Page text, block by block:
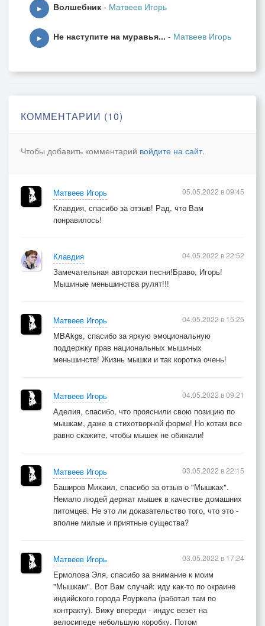
Мало добра в ней случается...
Жизнь мышки коротка очень,
▶ Волшебник - Матвеев Игорь
▶ Не наступите на муравья... - Матвеев Игорь
КОММЕНТАРИИ (10)
Чтобы добавить комментарий войдите на сайт.
Матвеев Игорь
Клавдия, спасибо за отзыв! Рад, что Вам
понравилось!
05.05.2022 в 09:45
Клавдия
Замечательная авторская песня!Браво, Игорь!
Мышиные меньшинства рулят!!!
04.05.2022 в 22:52
Матвеев Игорь
MBAkgs, спасибо за яркую эмоциональную
поддержку прав национальных мышиных
меньшинств! Жизнь мышки и так коротка очень!
04.05.2022 в 15:25
Матвеев Игорь
Аделия, спасибо, что прояснили свою позицию по
мышкам, даже в стихотворной форме! Но котам все
равно скажите, чтобы мышек не обижали!
04.05.2022 в 09:21
Матвеев Игорь
Баширов Михаил, спасибо за отзыв о "Мышках".
Немало людей держат мышек в качестве домашних
питомцев. Не это ли доказательство того, что это -
вполне милые и приятные существа?
03.05.2022 в 22:15
Матвеев Игорь
Ермолова Эля, спасибо за внимание к моим
"Мышкам". Вот Вам случай: иду как-то по окраине
индийского города Роуркела (работал там по
контракту). Вижу впереди - индус везет на
велосипеде небольшую коробку. Потом
03.05.2022 в 17:24